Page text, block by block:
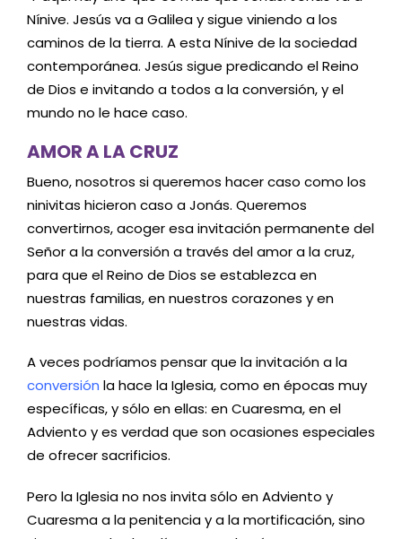
Nínive. Jesús va a Galilea y sigue viniendo a los
caminos de la tierra. A esta Nínive de la sociedad
contemporánea. Jesús sigue predicando el Reino
de Dios e invitando a todos a la conversión, y el
mundo no le hace caso.
AMOR A LA CRUZ
Bueno, nosotros si queremos hacer caso como los
ninivitas hicieron caso a Jonás. Queremos
convertirnos, acoger esa invitación permanente del
Señor a la conversión a través del amor a la cruz,
para que el Reino de Dios se establezca en
nuestras familias, en nuestros corazones y en
nuestras vidas.
A veces podríamos pensar que la invitación a la
conversión la hace la Iglesia, como en épocas muy
específicas, y sólo en ellas: en Cuaresma, en el
Adviento y es verdad que son ocasiones especiales
de ofrecer sacrificios.
Pero la Iglesia no nos invita sólo en Adviento y
Cuaresma a la penitencia y a la mortificación, sino